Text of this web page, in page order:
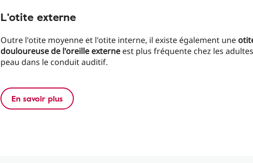
L'otite externe
Outre l'otite moyenne et l'otite interne, il existe également une
douloureuse de l'oreille externe est plus fréquente chez les
peau dans le conduit auditif.
En savoir plus